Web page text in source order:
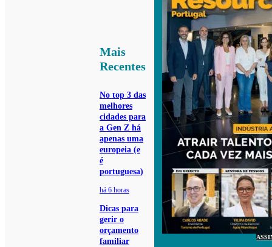
Mais
Recentes
No top 3 das
melhores
cidades para
a Gen Z há
apenas uma
europeia (e
é
portuguesa)
há 6 horas
Dicas para
gerir o
orçamento
familiar